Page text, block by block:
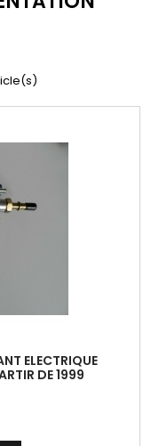
ELECTRIQUE
DE 1999